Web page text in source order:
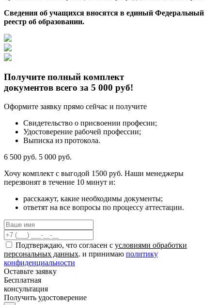
Сведения об учащихся вносятся в единый Федеральный
реестр об образовании.
Получите полный комплект
документов всего за 5 000 руб!
Оформите заявку прямо сейчас и получите
Свидетельство о присвоении професии;
Удостоверение рабочей профессии;
Выписка из протокола.
6 500 руб. 5 000 руб.
Хочу комплект с выгодой 1500 руб. Наши менеджеры
перезвонят в течение 10 минут и:
расскажут, какие необходимы документы;
ответят на все вопросы по процессу аттестации.
Подтверждаю, что согласен с условиями обработки
персональных данных. и принимаю политику
конфиденциальности
Оставьте заявку
Бесплатная
консультация
Получить удостоверение